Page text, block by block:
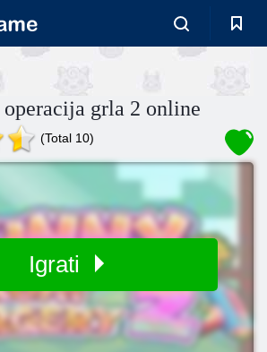
grla 2 online
(Total 10)
Igrati